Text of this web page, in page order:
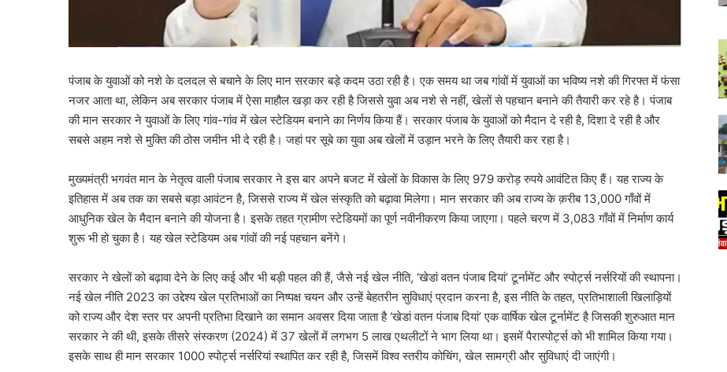
पंजाब के युवाओं को नशे के दलदल से बचाने के लिए मान सरकार बड़े कदम उठा रही है। एक समय था जब गांवों में युवाओं का भविष्य नशे की गिरफ्त में फंसा
नजर आता था, लेकिन अब सरकार पंजाब में ऐसा माहौल खड़ा कर रही है जिससे युवा अब नशे से नहीं, खेलों से पहचान बनाने की तैयारी कर रहे है। पंजाब
की मान सरकार ने युवाओं के लिए गांव-गांव में खेल स्टेडियम बनाने का निर्णय किया हैं। सरकार पंजाब के युवाओं को मैदान दे रही है, दिशा दे रही है और
सबसे अहम नशे से मुक्ति की ठोस जमीन भी दे रही है। जहां पर सूबे का युवा अब खेलों में उड़ान भरने के लिए तैयारी कर रहा है।
मुख्यमंत्री भगवंत मान के नेतृत्व वाली पंजाब सरकार ने इस बार अपने बजट में खेलों के विकास के लिए 979 करोड़ रुपये आवंटित किए हैं। यह राज्य के
इतिहास में अब तक का सबसे बड़ा आवंटन है, जिससे राज्य में खेल संस्कृति को बढ़ावा मिलेगा। मान सरकार की अब राज्य के क़रीब 13,000 गाँवों में
आधुनिक खेल के मैदान बनाने की योजना है। इसके तहत ग्रामीण स्टेडियमों का पूर्ण नवीनीकरण किया जाएगा। पहले चरण में 3,083 गाँवों में निर्माण कार्य
शुरू भी हो चुका है। यह खेल स्टेडियम अब गांवों की नई पहचान बनेंगे।
सरकार ने खेलों को बढ़ावा देने के लिए कई और भी बड़ी पहल की हैं, जैसे नई खेल नीति, ‘खेडां वतन पंजाब दियां’ टूर्नामेंट और स्पोर्ट्स नर्सरियों की स्थापना।
नई खेल नीति 2023 का उद्देश्य खेल प्रतिभाओं का निष्पक्ष चयन और उन्हें बेहतरीन सुविधाएं प्रदान करना है, इस नीति के तहत, प्रतिभाशाली खिलाड़ियों
को राज्य और देश स्तर पर अपनी प्रतिभा दिखाने का समान अवसर दिया जाता है ‘खेडां वतन पंजाब दियां’ एक वार्षिक खेल टूर्नामेंट है जिसकी शुरुआत मान
सरकार ने की थी, इसके तीसरे संस्करण (2024) में 37 खेलों में लगभग 5 लाख एथलीटों ने भाग लिया था। इसमें पैरास्पोर्ट्स को भी शामिल किया गया।
इसके साथ ही मान सरकार 1000 स्पोर्ट्स नर्सरियां स्थापित कर रही है, जिसमें विश्व स्तरीय कोचिंग, खेल सामग्री और सुविधाएं दी जाएंगी।